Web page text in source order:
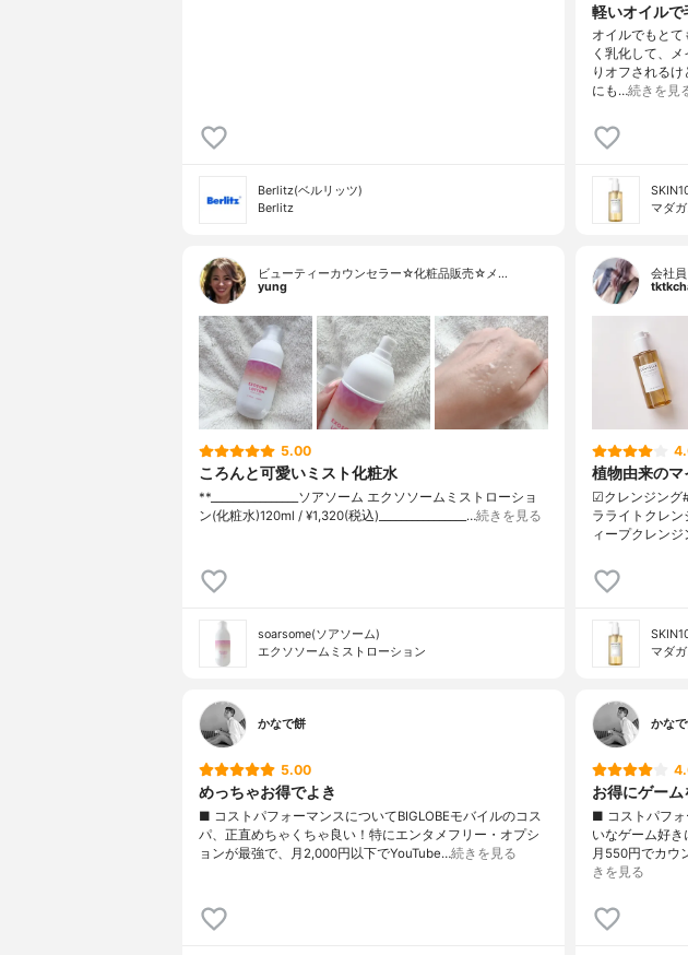
Berlitz(ベルリッツ)
Berlitz
軽いオイルで
オイルでもと
く乳化して、
りオフされる
にも…続きを見
マダ
ビューティーカウンセラー☆化粧品販売☆メ…
yung
5.00
ころんと可愛いミスト化粧水
**⁡________________⁡ソアソーム ⁡エクソソームミストローショ
ン(化粧水)120ml / ¥1,320(税込)________________…続きを見る
soarsome(ソアソーム)
エクソソームミストローション
会社員
植物由来の
☑クレンジング
ラライトクレ
ィープクレン
マダ
かなで餅
5.00
めっちゃお得でよき
■ コストパフォーマンスについてBIGLOBEモバイルのコス
パ、正直めちゃくちゃ良い！特にエンタメフリー・オプシ
ョンが最強で、月2,000円以下でYouTube…続きを見る
かな
お得にゲー
■ コストパフォ
いなゲーム好き
月550円でカウ
きを見る